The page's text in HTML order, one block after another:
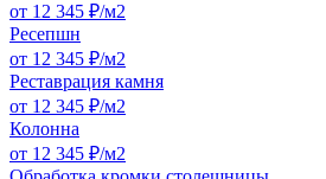
от 12 345 ₽/м2
Ресепшн
от 12 345 ₽/м2
Реставрация камня
от 12 345 ₽/м2
Колонна
от 12 345 ₽/м2